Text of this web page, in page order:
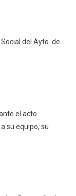
del Ayto. de
el acto
su equipo, su